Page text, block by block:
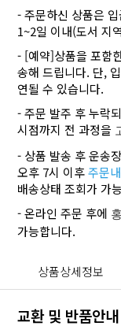
- 주문하신 상품은
1~2일 이내(도서 지
- [예약]상품을 포함
송해 드립니다. 단,
연될 수 있습니다.
- 주문 발주 후 누락
시점까지 전 과정을
- 상품 발송 후 운송
오후 7시 이후주문
배송상태 조회가 가
- 온라인 주문 후에
가능합니다.
상품상세정보
교환 및 반품안내